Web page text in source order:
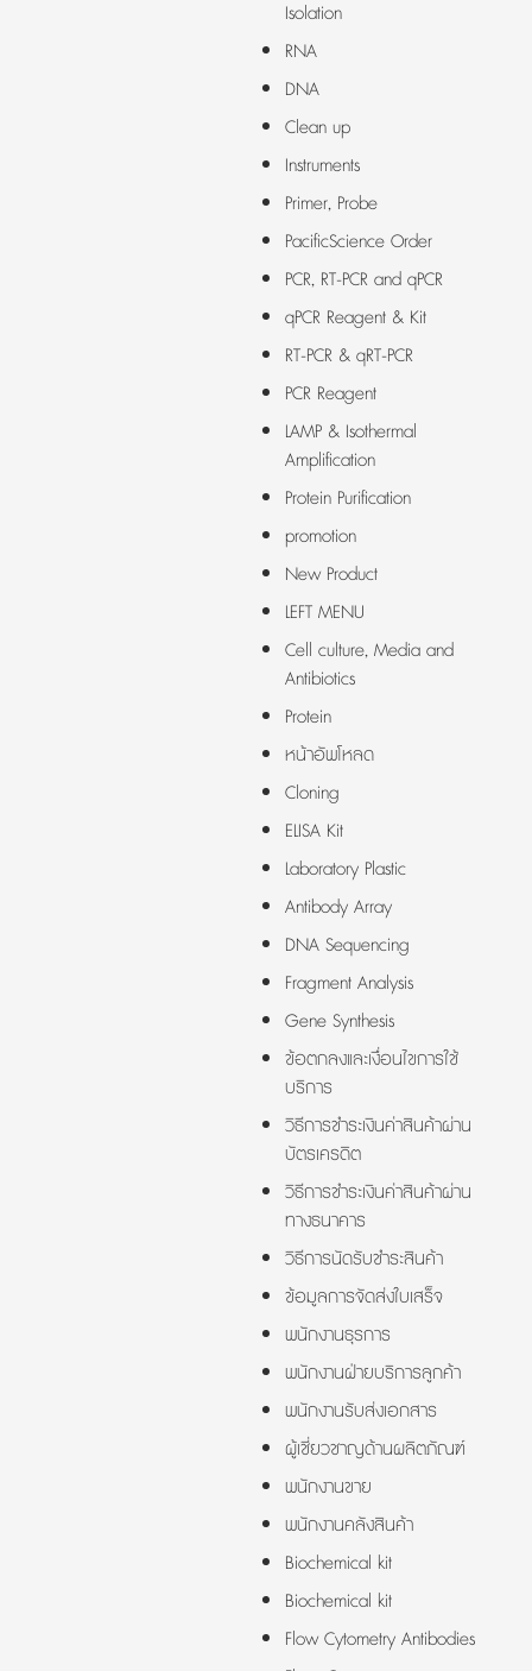
Isolation
RNA
DNA
Clean up
Instruments
Primer, Probe
PacificScience Order
PCR, RT-PCR and qPCR
qPCR Reagent & Kit
RT-PCR & qRT-PCR
PCR Reagent
LAMP & Isothermal
Amplification
Protein Purification
promotion
New Product
LEFT MENU
Cell culture, Media and
Antibiotics
Protein
หน้าอัพโหลด
Cloning
ELISA Kit
Laboratory Plastic
Antibody Array
DNA Sequencing
Fragment Analysis
Gene Synthesis
ข้อตกลงและเงื่อนไขการใช้
บริการ
วิธีการชำระเงินค่าสินค้าผ่าน
บัตรเครดิต
วิธีการชำระเงินค่าสินค้าผ่าน
ทางธนาคาร
วิธีการนัดรับชำระสินค้า
ข้อมูลการจัดส่งใบเสร็จ
พนักงานธุรการ
พนักงานฝ่ายบริการลูกค้า
พนักงานรับส่งเอกสาร
ผู้เชี่ยวชาญด้านผลิตภัณฑ์
พนักงานขาย
พนักงานคลังสินค้า
Biochemical kit
Biochemical kit
Flow Cytometry Antibodies